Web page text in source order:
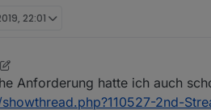
22:01
2019, 00:01
Anforderung hatte ich auch
2nd-